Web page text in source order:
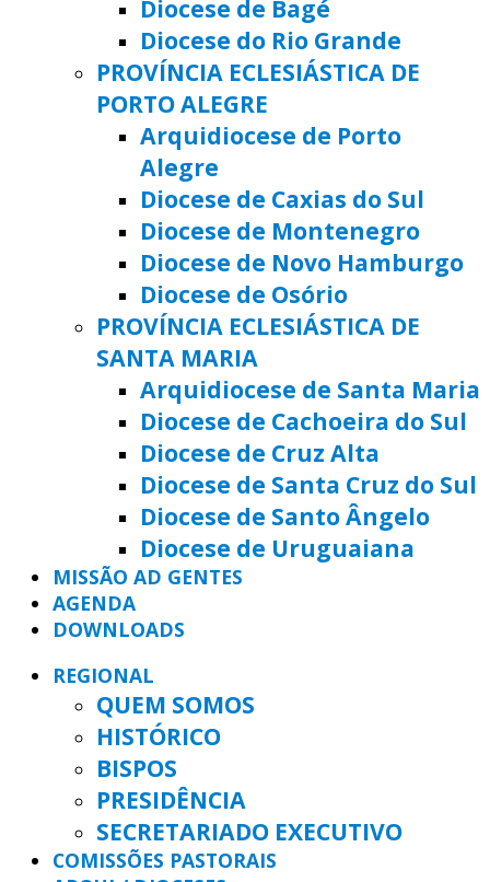
Diocese de Bagé
Diocese do Rio Grande
PROVÍNCIA ECLESIÁSTICA DE
PORTO ALEGRE
Arquidiocese de Porto
Alegre
Diocese de Caxias do Sul
Diocese de Montenegro
Diocese de Novo Hamburgo
Diocese de Osório
PROVÍNCIA ECLESIÁSTICA DE
SANTA MARIA
Arquidiocese de Santa Maria
Diocese de Cachoeira do Sul
Diocese de Cruz Alta
Diocese de Santa Cruz do Sul
Diocese de Santo Ângelo
Diocese de Uruguaiana
MISSÃO AD GENTES
AGENDA
DOWNLOADS
REGIONAL
QUEM SOMOS
HISTÓRICO
BISPOS
PRESIDÊNCIA
SECRETARIADO EXECUTIVO
COMISSÕES PASTORAIS